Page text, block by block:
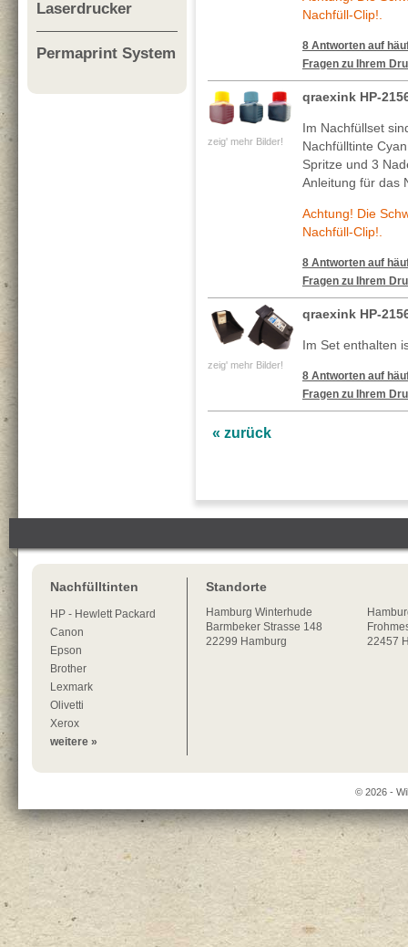
Laserdrucker
Permaprint System
Nachfüll-Clip!.
8 Antworten auf
Fragen zu Ihrem
zeig' mehr Bilder!
qraexink HP-
Im Nachfüllset
Nachfülltinte
Spritze und 3
Anleitung für das
Achtung! Die
Nachfüll-Clip!.
8 Antworten auf
Fragen zu Ihrem
zeig' mehr Bilder!
qraexink HP-
Im Set enthalten
8 Antworten auf
Fragen zu Ihrem
« zurück
Nachfülltinten
HP - Hewlett Packard
Canon
Epson
Brother
Lexmark
Olivetti
Xerox
weitere »
Standorte
Hamburg Winterhude
Barmbeker Strasse 148
22299 Hamburg
22457
© 2026 -